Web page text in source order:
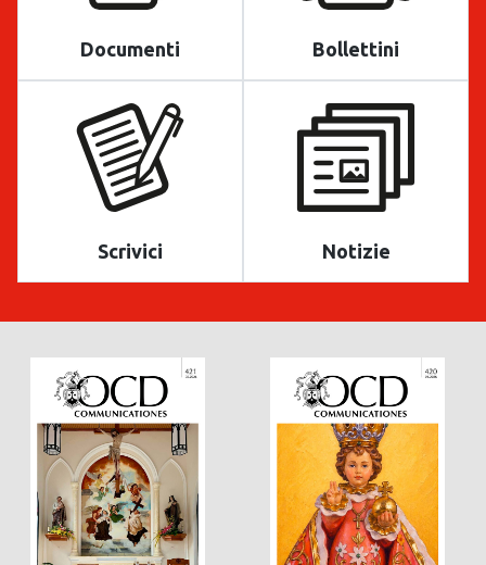
Documenti Bollettini
Scrivici Notizie